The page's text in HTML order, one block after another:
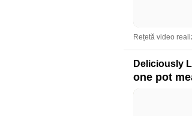
Rețetă video
Deliciously
one pot